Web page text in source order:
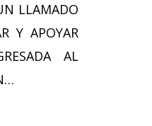
Y APOYAR
AL